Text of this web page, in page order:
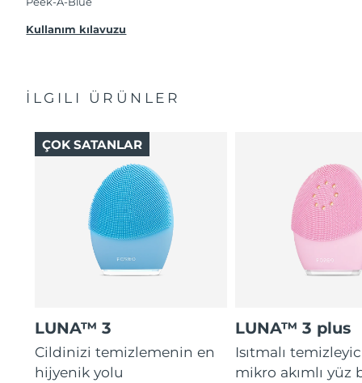
Kullanım kılavuzu
İLGILI ÜRÜNLER
LUNA™ 3
Cildinizi temizlemenin en
hijyenik yolu
ÇOK SATANLAR
LUNA™ 3 plus
Isıtmalı
mikro akımlı yüz